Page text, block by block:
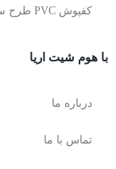
کفپوش PVC طرح سنگ
با هوم شیت اریا
درباره ما
تماس با ما